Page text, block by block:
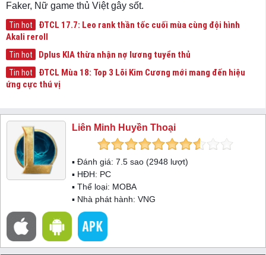
Faker, Nữ game thủ Việt gây sốt.
Tin hot
ĐTCL 17.7: Leo rank thần tốc cuối mùa cùng đội hình
Akali reroll
Tin hot Dplus KIA thừa nhận nợ lương tuyển thủ
Tin hot
ĐTCL Mùa 18: Top 3 Lõi Kim Cương mới mang đến hiệu
ứng cực thú vị
Liên Minh Huyền Thoại
▪ Đánh giá: 7.5 sao (2948 lượt)
▪ HĐH: PC
▪ Thể loại: MOBA
▪ Nhà phát hành: VNG